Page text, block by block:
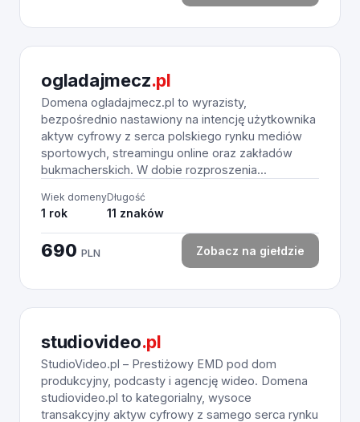
ogladajmecz.pl
Domena ogladajmecz.pl to wyrazisty,
bezpośrednio nastawiony na intencję użytkownika
aktyw cyfrowy z serca polskiego rynku mediów
sportowych, streamingu online oraz zakładów
bukmacherskich. W dobie rozproszenia...
Wiek domeny
1 rok
Długość
11 znaków
690 PLN Zobacz na giełdzie
studiovideo.pl
StudioVideo.pl – Prestiżowy EMD pod dom
produkcyjny, podcasty i agencję wideo. Domena
studiovideo.pl to kategorialny, wysoce
transakcyjny aktyw cyfrowy z samego serca rynku